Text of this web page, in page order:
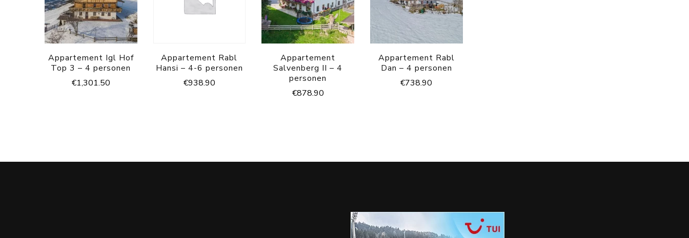
Appartement Igl Hof
Top 3 – 4 personen
€1,301.50
Appartement Rabl
Hansi – 4-6 personen
€938.90
Appartement
Salvenberg II – 4
personen
€878.90
Appartement Rabl
Dan – 4 personen
€738.90